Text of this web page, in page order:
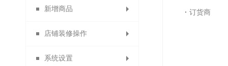
店铺导航
店铺主页
会员主页
新增商品
商品分类
自定义类目
店铺装修操作
主页装修
系统设置
订货商